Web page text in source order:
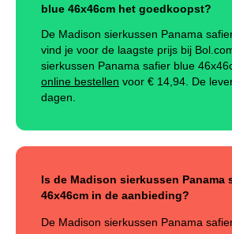
blue 46x46cm het goedkoopst?
De Madison sierkussen Panama
vind je voor de laagste prijs bij
sierkussen Panama safier blue
online bestellen voor € 14,94 De
dagen.
Is de Madison sierkussen Panama
46x46cm in de aanbieding?
De Madison sierkussen Panama